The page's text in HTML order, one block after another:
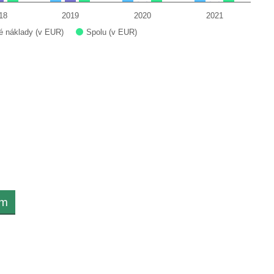
náklady (v EUR) Spolu (v EUR)
2019 2020 2021